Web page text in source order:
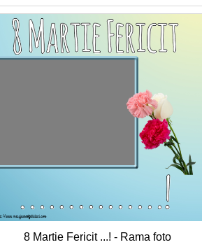
8 Martie Fericit ...! - Rama foto